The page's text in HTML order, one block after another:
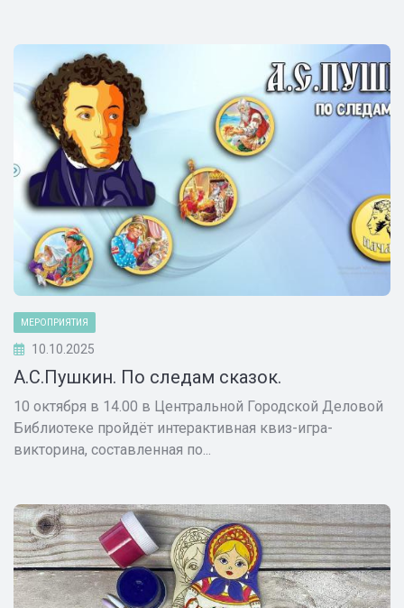
МЕРОПРИЯТИЯ
10.10.2025
А.С.Пушкин. По следам сказок.
10 октября в 14.00 в Центральной Городской Деловой
Библиотеке пройдёт интерактивная квиз-игра-
викторина, составленная по...